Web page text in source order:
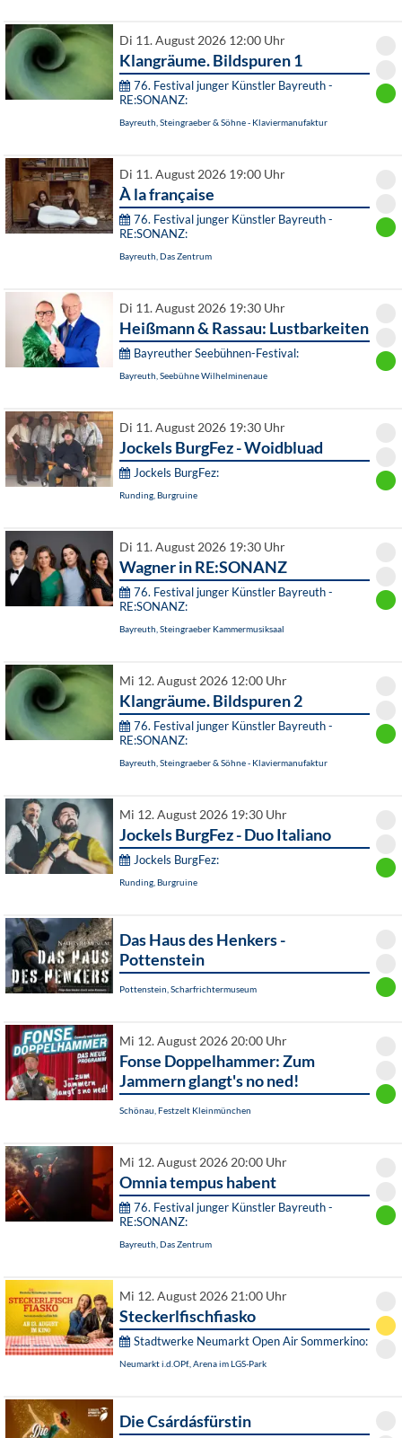
Di 11. August 2026 12:00 Uhr
Klangräume. Bildspuren 1
76. Festival junger Künstler Bayreuth -
RE:SONANZ:
Bayreuth, Steingraeber & Söhne - Klaviermanufaktur
Di 11. August 2026 19:00 Uhr
À la française
76. Festival junger Künstler Bayreuth -
RE:SONANZ:
Bayreuth, Das Zentrum
Di 11. August 2026 19:30 Uhr
Heißmann & Rassau: Lustbarkeiten
Bayreuther Seebühnen-Festival:
Bayreuth, Seebühne Wilhelminenaue
Di 11. August 2026 19:30 Uhr
Jockels BurgFez - Woidbluad
Jockels BurgFez:
Runding, Burgruine
Di 11. August 2026 19:30 Uhr
Wagner in RE:SONANZ
76. Festival junger Künstler Bayreuth -
RE:SONANZ:
Bayreuth, Steingraeber Kammermusiksaal
Mi 12. August 2026 12:00 Uhr
Klangräume. Bildspuren 2
76. Festival junger Künstler Bayreuth -
RE:SONANZ:
Bayreuth, Steingraeber & Söhne - Klaviermanufaktur
Mi 12. August 2026 19:30 Uhr
Jockels BurgFez - Duo Italiano
Jockels BurgFez:
Runding, Burgruine
Das Haus des Henkers -
Pottenstein
Pottenstein, Scharfrichtermuseum
Mi 12. August 2026 20:00 Uhr
Fonse Doppelhammer: Zum
Jammern glangt's no ned!
Schönau, Festzelt Kleinmünchen
Mi 12. August 2026 20:00 Uhr
Omnia tempus habent
76. Festival junger Künstler Bayreuth -
RE:SONANZ:
Bayreuth, Das Zentrum
Mi 12. August 2026 21:00 Uhr
Steckerlfischfiasko
Stadtwerke Neumarkt Open Air Sommerkino:
Neumarkt i.d.OPf., Arena im LGS-Park
Die Csárdásfürstin